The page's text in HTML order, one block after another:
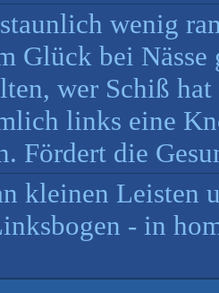
wenig
Glück bei
wer Schiß
links eine
Fördert die
kleinen Leisten
- in